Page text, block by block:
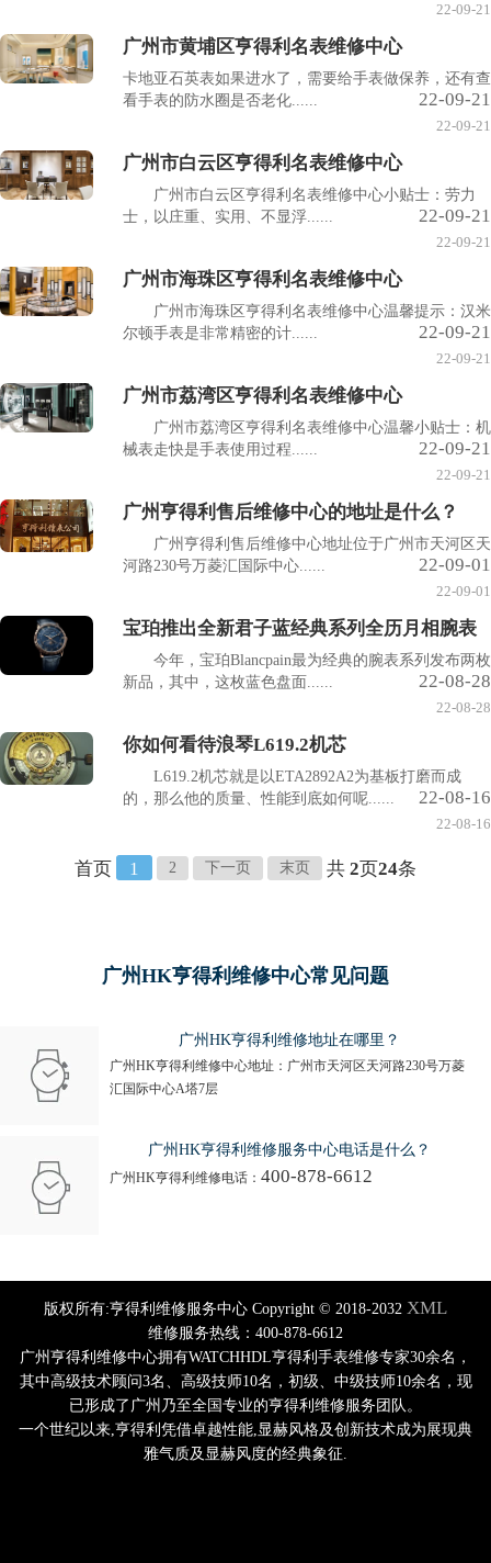
22-09-21
广州市黄埔区亨得利名表维修中心
卡地亚石英表如果进水了，需要给手表做保养，还有查
看手表的防水圈是否老化......
22-09-21
22-09-21
广州市白云区亨得利名表维修中心
广州市白云区亨得利名表维修中心小贴士：劳力
士，以庄重、实用、不显浮......
22-09-21
22-09-21
广州市海珠区亨得利名表维修中心
广州市海珠区亨得利名表维修中心温馨提示：汉米
尔顿手表是非常精密的计......
22-09-21
22-09-21
广州市荔湾区亨得利名表维修中心
广州市荔湾区亨得利名表维修中心温馨小贴士：机
械表走快是手表使用过程......
22-09-21
22-09-21
广州亨得利售后维修中心的地址是什么？
广州亨得利售后维修中心地址位于广州市天河区天
河路230号万菱汇国际中心......
22-09-01
22-09-01
宝珀推出全新君子蓝经典系列全历月相腕表
今年，宝珀Blancpain最为经典的腕表系列发布两枚
新品，其中，这枚蓝色盘面......
22-08-28
22-08-28
你如何看待浪琴L619.2机芯
L619.2机芯就是以ETA2892A2为基板打磨而成
的，那么他的质量、性能到底如何呢......
22-08-16
22-08-16
首页 1 2 下一页 末页 共 2页24条
广州HK亨得利维修中心常见问题
广州HK亨得利维修地址在哪里？
广州HK亨得利维修中心地址：广州市天河区天河路230号万菱
汇国际中心A塔7层
广州HK亨得利维修服务中心电话是什么？
广州HK亨得利维修电话： 400-878-6612
版权所有:亨得利维修服务中心 Copyright © 2018-2032 XML
维修服务热线：400-878-6612
广州亨得利维修中心拥有WATCHHDL亨得利手表维修专家30余名，
其中高级技术顾问3名、高级技师10名，初级、中级技师10余名，现
已形成了广州乃至全国专业的亨得利维修服务团队。
一个世纪以来,亨得利凭借卓越性能,显赫风格及创新技术成为展现典
雅气质及显赫风度的经典象征.